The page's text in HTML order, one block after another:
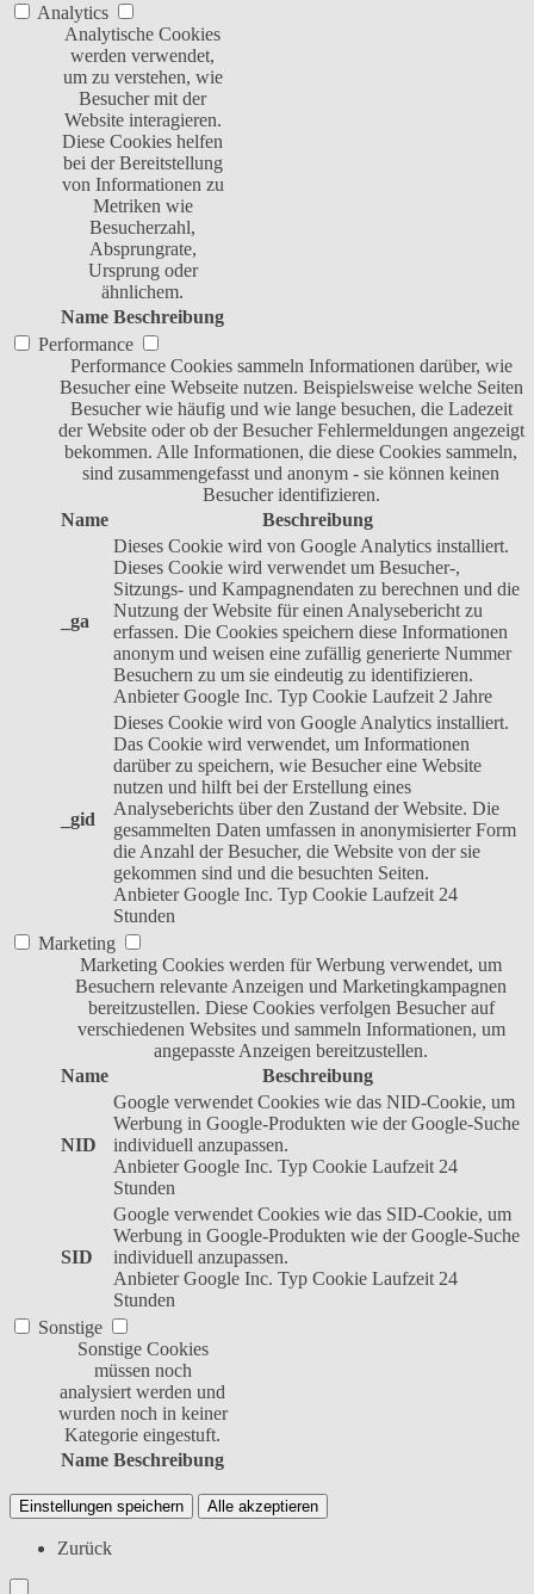
Analytics
Analytische Cookies
werden verwendet,
um zu verstehen, wie
Besucher mit der
Website interagieren.
Diese Cookies helfen
bei der Bereitstellung
von Informationen zu
Metriken wie
Besucherzahl,
Absprungrate,
Ursprung oder
ähnlichem.
Name Beschreibung
Performance
Performance Cookies sammeln Informationen darüber, wie
Besucher eine Webseite nutzen. Beispielsweise welche Seiten
Besucher wie häufig und wie lange besuchen, die Ladezeit
der Website oder ob der Besucher Fehlermeldungen angezeigt
bekommen. Alle Informationen, die diese Cookies sammeln,
sind zusammengefasst und anonym - sie können keinen
Besucher identifizieren.
Name
Beschreibung
_ga
Dieses Cookie wird von Google Analytics installiert.
Dieses Cookie wird verwendet um Besucher-,
Sitzungs- und Kampagnendaten zu berechnen und die
Nutzung der Website für einen Analysebericht zu
erfassen. Die Cookies speichern diese Informationen
anonym und weisen eine zufällig generierte Nummer
Besuchern zu um sie eindeutig zu identifizieren.
Anbieter Google Inc. Typ Cookie Laufzeit 2 Jahre
_gid
Dieses Cookie wird von Google Analytics installiert.
Das Cookie wird verwendet, um Informationen
darüber zu speichern, wie Besucher eine Website
nutzen und hilft bei der Erstellung eines
Analyseberichts über den Zustand der Website. Die
gesammelten Daten umfassen in anonymisierter Form
die Anzahl der Besucher, die Website von der sie
gekommen sind und die besuchten Seiten.
Anbieter Google Inc. Typ Cookie Laufzeit 24
Stunden
Marketing
Marketing Cookies werden für Werbung verwendet, um
Besuchern relevante Anzeigen und Marketingkampagnen
bereitzustellen. Diese Cookies verfolgen Besucher auf
verschiedenen Websites und sammeln Informationen, um
angepasste Anzeigen bereitzustellen.
Name
Beschreibung
NID
Google verwendet Cookies wie das NID-Cookie, um
Werbung in Google-Produkten wie der Google-Suche
individuell anzupassen.
Anbieter Google Inc. Typ Cookie Laufzeit 24
Stunden
SID
Google verwendet Cookies wie das SID-Cookie, um
Werbung in Google-Produkten wie der Google-Suche
individuell anzupassen.
Anbieter Google Inc. Typ Cookie Laufzeit 24
Stunden
Sonstige
Sonstige Cookies
müssen noch
analysiert werden und
wurden noch in keiner
Kategorie eingestuft.
Name Beschreibung
Einstellungen speichern Alle akzeptieren
Zurück